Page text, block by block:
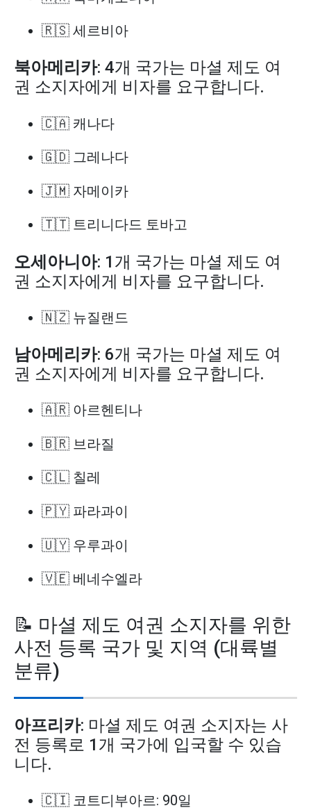
🇷🇸 세르비아
북아메리카: 4개 국가는 마셜 제도 여
권 소지자에게 비자를 요구합니다.
🇨🇦 캐나다
🇬🇩 그레나다
🇯🇲 자메이카
🇹🇹 트리니다드 토바고
오세아니아: 1개 국가는 마셜 제도 여
권 소지자에게 비자를 요구합니다.
🇳🇿 뉴질랜드
남아메리카: 6개 국가는 마셜 제도 여
권 소지자에게 비자를 요구합니다.
🇦🇷 아르헨티나
🇧🇷 브라질
🇨🇱 칠레
🇵🇾 파라과이
🇺🇾 우루과이
🇻🇪 베네수엘라
📝 마셜 제도 여권 소지자를 위한
사전 등록 국가 및 지역 (대륙별
분류)
아프리카: 마셜 제도 여권 소지자는 사
전 등록로 1개 국가에 입국할 수 있습
니다.
🇨🇮 코트디부아르: 90일